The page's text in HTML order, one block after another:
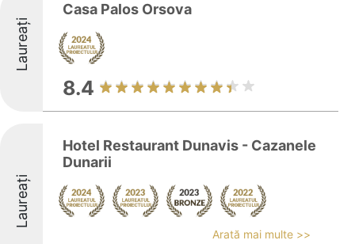
Laureați
Casa Palos Orsova
8.4
Laureați
Hotel Restaurant Dunavis - Cazanele
Dunarii
Arată mai multe >>